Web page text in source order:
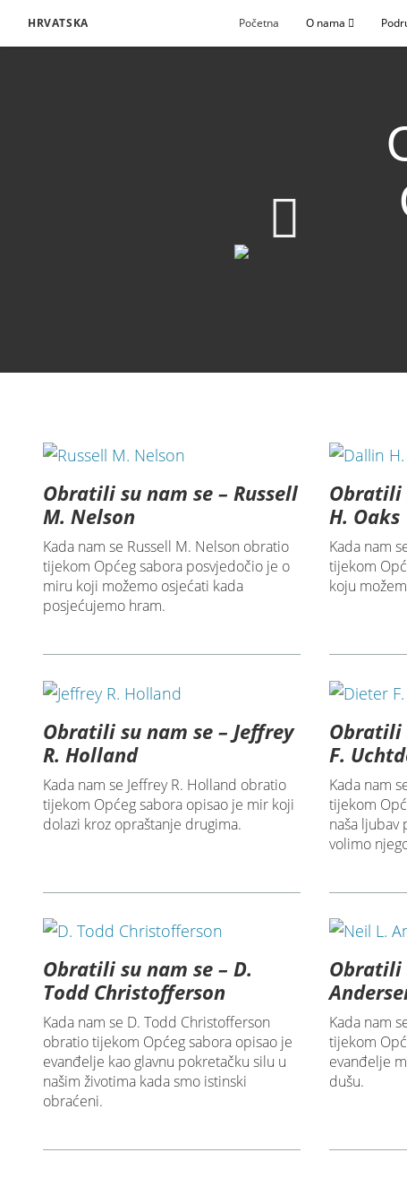
HRVATSKA Početna O nama
Obratili su nam se – Russell
M. Nelson
Kada nam se Russell M. Nelson obratio
tijekom Općeg sabora posvjedočio je o
miru koji možemo osjećati kada
posjećujemo hram.
Obratili
H. Oaks
Kada nam
tijekom
koju
Obratili su nam se – Jeffrey
R. Holland
Kada nam se Jeffrey R. Holland obratio
tijekom Općeg sabora opisao je mir koji
dolazi kroz opraštanje drugima.
Obratili
F.
Kada nam
tijekom
naša ljubav
volimo
Obratili su nam se – D.
Todd Christofferson
Kada nam se D. Todd Christofferson
obratio tijekom Općeg sabora opisao je
evanđelje kao glavnu pokretačku silu u
našim životima kada smo istinski
obraćeni.
Obratili
Kada nam
tijekom
evanđelje
dušu.